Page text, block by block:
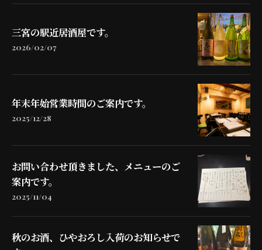
三宮の駅近居酒屋です。
2026/02/07
年末年始営業時間のご案内です。
2025/12/28
お問い合わせ頂きました、メニューのご
案内です。
2025/11/04
秋のお酒、ひやおろし入荷のお知らせで